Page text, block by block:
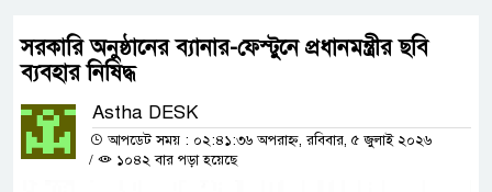
সরকারি অনুষ্ঠানের ব্যানার-ফেস্টুনে প্রধানমন্ত্রীর ছবি
ব্যবহার নিষিদ্ধ
Astha DESK
আপডেট সময় : ০২:৪১:৩৬ অপরাহ্ন, রবিবার, ৫ জুলাই ২০২৬
/
১০৪২ বার পড়া হয়েছে